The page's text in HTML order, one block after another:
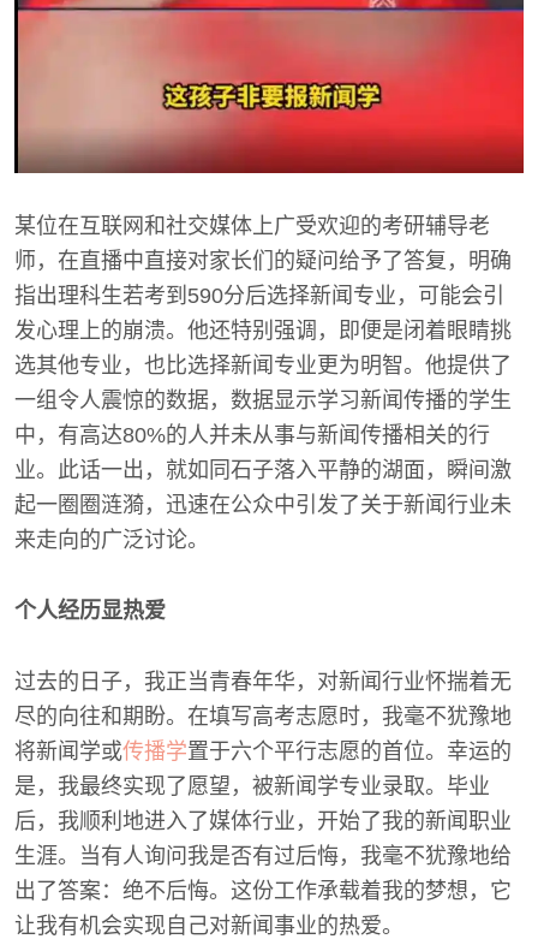
某位在互联网和社交媒体上广受欢迎的考研辅导老
师，在直播中直接对家长们的疑问给予了答复，明确
指出理科生若考到590分后选择新闻专业，可能会引
发心理上的崩溃。他还特别强调，即便是闭着眼睛挑
选其他专业，也比选择新闻专业更为明智。他提供了
一组令人震惊的数据，数据显示学习新闻传播的学生
中，有高达80%的人并未从事与新闻传播相关的行
业。此话一出，就如同石子落入平静的湖面，瞬间激
起一圈圈涟漪，迅速在公众中引发了关于新闻行业未
来走向的广泛讨论。
个人经历显热爱
过去的日子，我正当青春年华，对新闻行业怀揣着无
尽的向往和期盼。在填写高考志愿时，我毫不犹豫地
将新闻学或传播学置于六个平行志愿的首位。幸运的
是，我最终实现了愿望，被新闻学专业录取。毕业
后，我顺利地进入了媒体行业，开始了我的新闻职业
生涯。当有人询问我是否有过后悔，我毫不犹豫地给
出了答案：绝不后悔。这份工作承载着我的梦想，它
让我有机会实现自己对新闻事业的热爱。